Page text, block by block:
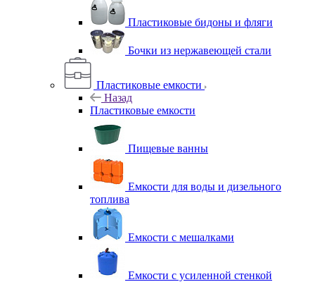
Пластиковые бидоны и фляги
Бочки из нержавеющей стали
Пластиковые емкости
Назад
Пластиковые емкости
Пищевые ванны
Емкости для воды и дизельного
топлива
Емкости с мешалками
Емкости с усиленной стенкой